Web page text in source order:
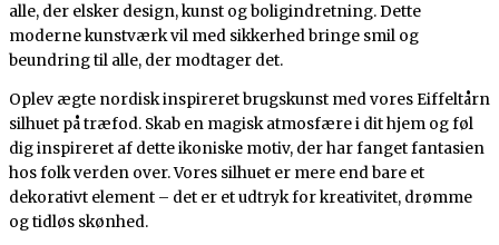
alle, der elsker design, kunst og boligindretning. Dette
moderne kunstværk vil med sikkerhed bringe smil og
beundring til alle, der modtager det.
Oplev ægte nordisk inspireret brugskunst med vores Eiffeltårn
silhuet på træfod. Skab en magisk atmosfære i dit hjem og føl
dig inspireret af dette ikoniske motiv, der har fanget fantasien
hos folk verden over. Vores silhuet er mere end bare et
dekorativt element – det er et udtryk for kreativitet, drømme
og tidløs skønhed.